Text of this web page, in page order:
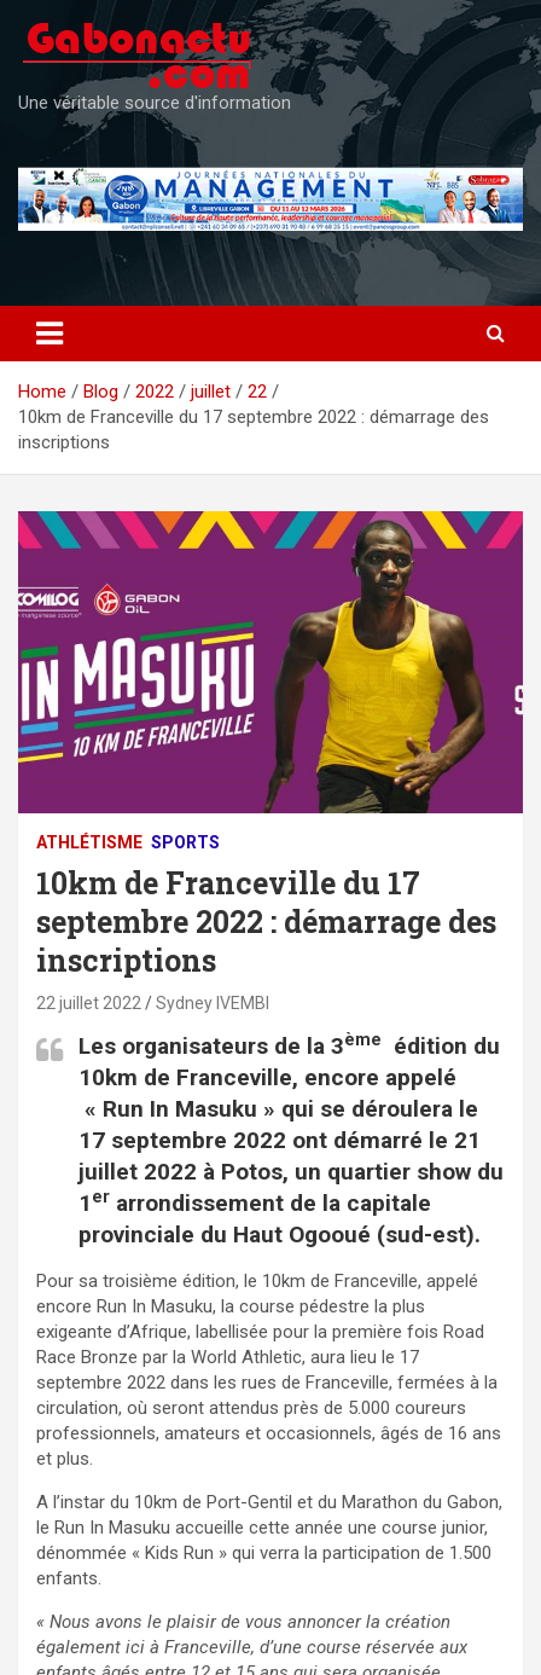
content
Une véritable source d'information
Home Blog 2022 juillet
22
10km de Franceville du 17 septembre 2022 : démarrage des
inscriptions
ATHLÉTISME SPORTS
10km de Franceville du 17
septembre 2022 : démarrage des
inscriptions
22 juillet 2022 Sydney IVEMBI
Les organisateurs de la 3ème
édition du
10km de Franceville, encore appelé
« Run In Masuku » qui se déroulera le
17 septembre 2022 ont démarré le 21
juillet 2022 à Potos, un quartier show du
1 er arrondissement de la capitale
provinciale du Haut Ogooué (sud-est).
Pour sa troisième édition, le 10km de Franceville, appelé
encore Run In Masuku, la course pédestre la plus
exigeante d’Afrique, labellisée pour la première fois Road
Race Bronze par la World Athletic, aura lieu le 17
septembre 2022 dans les rues de Franceville, fermées à la
circulation, où seront attendus près de 5.000 coureurs
professionnels, amateurs et occasionnels, âgés de 16 ans
et plus.
A l’instar du 10km de Port-Gentil et du Marathon du Gabon,
le Run In Masuku accueille cette année une course junior,
dénommée « Kids Run » qui verra la participation de 1.500
enfants.
« Nous avons le plaisir de vous annoncer la création
également ici à Franceville, d’une course réservée aux